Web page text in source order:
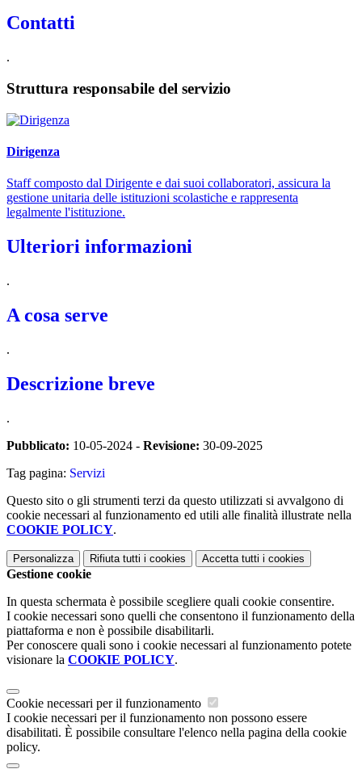
Contatti
.
Struttura responsabile del servizio
Dirigenza
Staff composto dal Dirigente e dai suoi collaboratori, assicura la
gestione unitaria delle istituzioni scolastiche e rappresenta
legalmente l'istituzione.
Ulteriori informazioni
.
A cosa serve
.
Descrizione breve
.
Pubblicato: 10-05-2024 - Revisione: 30-09-2025
Tag pagina: Servizi
Questo sito o gli strumenti terzi da questo utilizzati si avvalgono di
cookie necessari al funzionamento ed utili alle finalità illustrate nella
COOKIE POLICY.
Personalizza Rifiuta tutti i cookies Accetta tutti i cookies
Gestione cookie
In questa schermata è possibile scegliere quali cookie consentire.
I cookie necessari sono quelli che consentono il funzionamento della
piattaforma e non è possibile disabilitarli.
Per conoscere quali sono i cookie necessari al funzionamento potete
visionare la COOKIE POLICY.
Cookie necessari per il funzionamento
I cookie necessari per il funzionamento non possono essere
disabilitati. È possibile consultare l'elenco nella pagina della cookie
policy.